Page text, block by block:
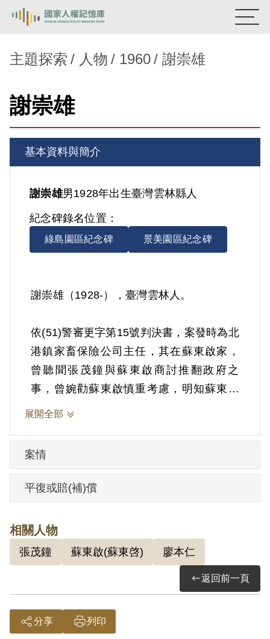
新生訓導處
主題探索
背景知識
關於我們
意見信箱
主題探索 人物 1960 謝崇雄
謝崇雄
基本資料與簡介
謝崇雄男1928年出生臺灣雲林縣人
紀念碑錄名位置：
綠島園區紀念碑 景美園區紀念碑
謝崇雄（1928-），臺灣雲林人。
依(51)警審更字第15號判決書，案發時為北
港鎮家畜保險公司主任，其在蘇東啟家，
曾聽聞張茂鐘與蘇東啟商討推翻政府之
事，曾婉勸蘇東啟慎重考慮，明知蘇東啟
之叛徒身分，未告密檢舉。1963年經臺灣
處有期徒刑2年，緩刑2年。1961年12月10
日具保開釋。
2003年5月經第3屆第4次臨時董事會審核通
過予以補償。補償理由為原判決認定其明
知蘇東啓為匪諜而不告密檢舉，係以其於
偵查中之自白與同案被告廖本仁等人供述
相符為據。惟其於審理中否認，原判決未
予詳查敘明，此外別無其他具體佐證，故
展開全部
案情
平復或賠(補)償
相關人物
張茂鐘 蘇東啟(蘇東啓) 廖本仁
返回前一頁
分享 列印